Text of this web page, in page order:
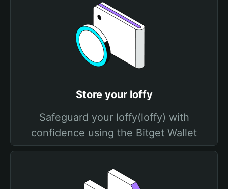
Store your loffy
Safeguard your loffy(loffy) with
confidence using the Bitget Wallet